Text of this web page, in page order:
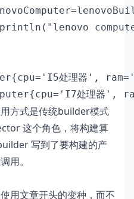
处理器',
处理器',
方式是传统builder模式
这个角色，将构建算
写到了要构建的产
用。
用文章开头的变种，而不